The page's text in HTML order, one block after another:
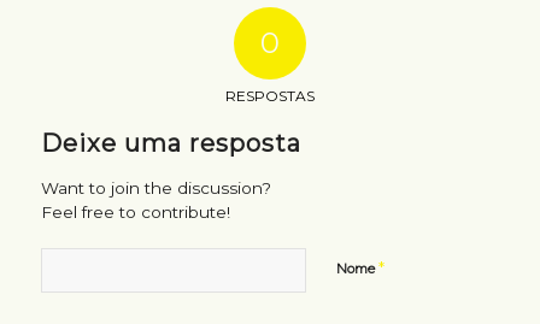
0
RESPOSTAS
Deixe uma resposta
Want to join the discussion?
Feel free to contribute!
Nome*